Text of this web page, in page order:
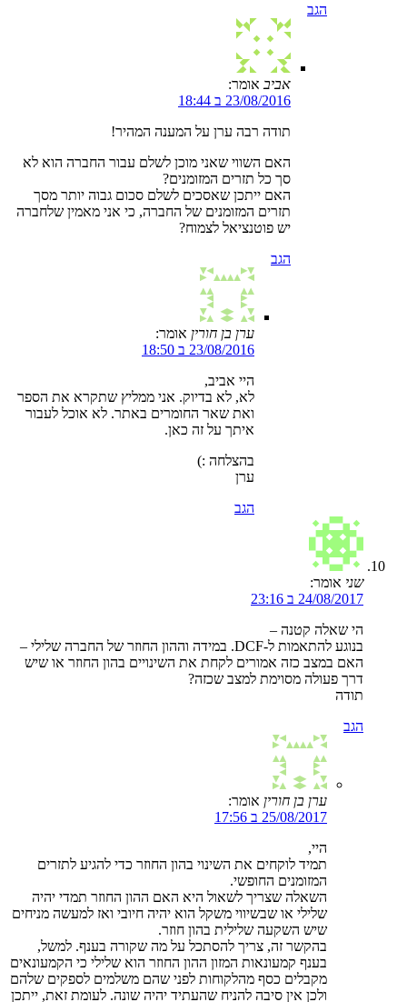
הגב
אביב אומר:
23/08/2016 ב 18:44
תודה רבה ערן על המענה המהיר!
האם השווי שאני מוכן לשלם עבור החברה הוא לא
סך כל תזרים המזומנים?
האם ייתכן שאסכים לשלם סכום גבוה יותר מסך
תזרים המזומנים של החברה, כי אני מאמין שלחברה
יש פוטנציאל לצמוח?
הגב
ערן בן חורין אומר:
23/08/2016 ב 18:50
היי אביב,
לא, לא בדיוק. אני ממליץ שתקרא את הספר
ואת שאר החומרים באתר. לא אוכל לעבור
איתך על זה כאן.
בהצלחה :)
ערן
הגב
שני אומר:
24/08/2017 ב 23:16
הי שאלה קטנה –
בנוגע להתאמות ל-DCF. במידה וההון החוזר של החברה שלילי –
האם במצב כזה אמורים לקחת את השינויים בהון החוזר או שיש
דרך פעולה מסוימת למצב שכזה?
תודה
הגב
ערן בן חורין אומר:
25/08/2017 ב 17:56
היי,
תמיד לוקחים את השינוי בהון החוזר כדי להגיע לתזרים
המזומנים החופשי.
השאלה שצריך לשאול היא האם ההון החוזר תמדי יהיה
שלילי או שבשיווי משקל הוא יהיה חיובי ואז למעשה מניחים
שיש השקעה שלילית בהון חוזר.
בהקשר זה, צריך להסתכל על מה שקורה בענף. למשל,
בענף קמעונאות המזון ההון החוזר הוא שלילי כי הקמעונאים
מקבלים כסף מהלקוחות לפני שהם משלמים לספקים שלהם
ולכן אין סיבה להניח שהעתיד יהיה שונה. לעומת זאת, ייתכן